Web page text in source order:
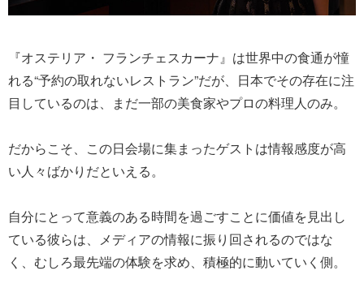
『オステリア・ フランチェスカーナ』は世界中の食通が憧
れる“予約の取れないレストラン”だが、日本でその存在に注
目しているのは、まだ一部の美食家やプロの料理人のみ。
だからこそ、この日会場に集まったゲストは情報感度が高
い人々ばかりだといえる。
自分にとって意義のある時間を過ごすことに価値を見出し
ている彼らは、メディアの情報に振り回されるのではな
く、むしろ最先端の体験を求め、積極的に動いていく側。